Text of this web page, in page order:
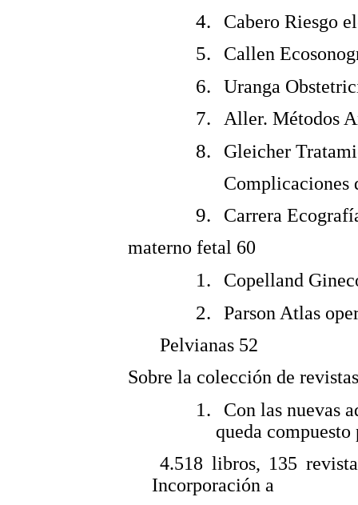
Cabero Riesgo
Callen
Uranga
Aller. Métodos
Gleicher
Complicaciones
Carrera
materno fetal 60
Copelland
Parson Atlas
Pelvianas 52
Sobre la colección de
Con las nuevas
queda compuesto
4.518 libros, 135
Incorporación a